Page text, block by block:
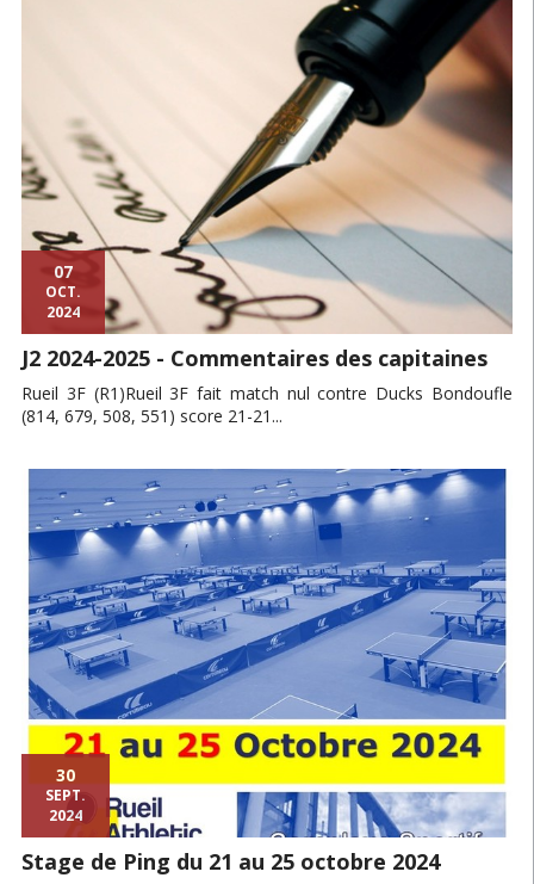
07
OCT.
2024
J2 2024-2025 - Commentaires des capitaines
Rueil 3F (R1)Rueil 3F fait match nul contre Ducks Bondoufle
(814, 679, 508, 551) score 21-21...
30
SEPT.
2024
Stage de Ping du 21 au 25 octobre 2024